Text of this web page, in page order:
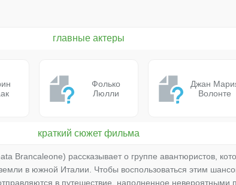
главные актеры
Фолько
Люлли
Джан
Волонте
краткий сюжет фильма
Brancaleone) рассказывает о группе авантюристов,
в южной Италии. Чтобы воспользоваться этим
в путешествие, наполненное невероятными